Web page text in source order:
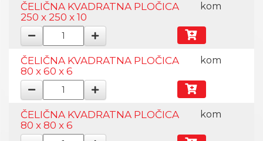
ČELIČNA KVADRATNA PLOČICA
250 x 250 x 10
kom
ČELIČNA KVADRATNA PLOČICA
80 x 60 x 6
kom
ČELIČNA KVADRATNA PLOČICA
80 x 80 x 6
kom